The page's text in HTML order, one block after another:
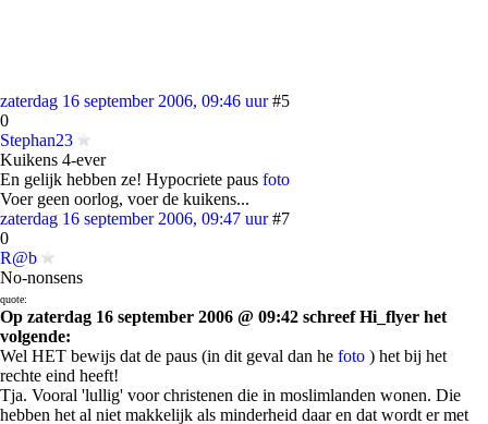
zaterdag 16 september 2006, 09:46 uur #5
0
Stephan23
Kuikens 4-ever
En gelijk hebben ze! Hypocriete paus foto
Voer geen oorlog, voer de kuikens...
zaterdag 16 september 2006, 09:47 uur #7
0
R@b
No-nonsens
quote:
Op zaterdag 16 september 2006 @ 09:42 schreef Hi_flyer het
volgende:
Wel HET bewijs dat de paus (in dit geval dan he foto ) het bij het
rechte eind heeft!
Tja. Vooral 'lullig' voor christenen die in moslimlanden wonen. Die
hebben het al niet makkelijk als minderheid daar en dat wordt er met